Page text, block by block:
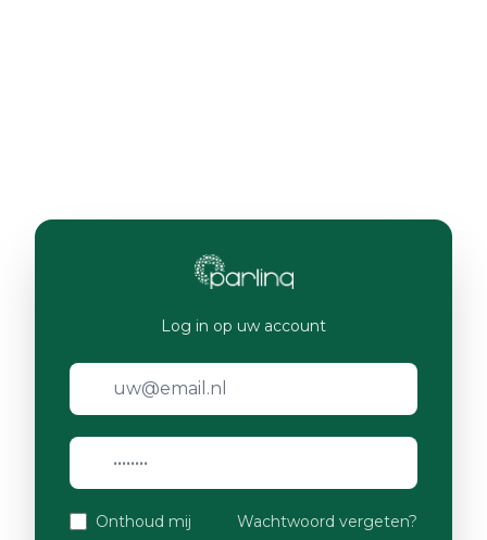
Log in op uw account
Onthoud mij Wachtwoord vergeten?